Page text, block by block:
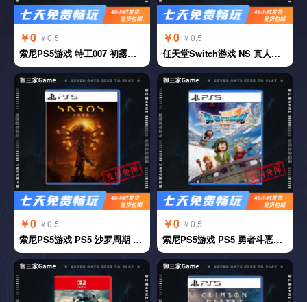
￥0 ￥0.5
索尼PS5游戏 特工007 初露锋芒 中文
￥0 ￥0.5
任天堂Switch游戏 NS 真人快打11 中文
￥0 ￥0.5
索尼PS5游戏 PS5 沙罗周期 中文
￥0 ￥0.5
索尼PS5游戏 PS5 勇者斗恶龙7 中文